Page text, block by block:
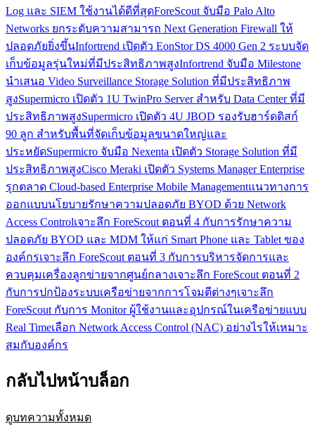
Log และ SIEM ใช้งานได้ดีที่สุดForeScout จับมือ Palo Alto
Networks ยกระดับความสามารถ Next Generation Firewall ให้
ปลอดภัยยิ่งขึ้นInfortrend เปิดตัว EonStor DS 4000 Gen 2 ระบบจัด
เก็บข้อมูลรุ่นใหม่ที่มีประสิทธิภาพสูงInfortrend จับมือ Milestone
นำเสนอ Video Surveillance Storage Solution ที่มีประสิทธิภาพ
สูงSupermicro เปิดตัว 1U TwinPro Server สำหรับ Data Center ที่มี
ประสิทธิภาพสูงSupermicro เปิดตัว 4U JBOD รองรับฮาร์ดดิสก์
90 ลูก สำหรับพื้นที่จัดเก็บข้อมูลขนาดใหญ่และ
ประหยัดSupermicro จับมือ Nexenta เปิดตัว Storage Solution ที่มี
ประสิทธิภาพสูงCisco Meraki เปิดตัว Systems Manager Enterprise
รุกตลาด Cloud-based Enterprise Mobile Managementแนวทางการ
ออกแบบนโยบายรักษาความปลอดภัย BYOD ด้วย Network
Access Controlเจาะลึก ForeScout ตอนที่ 4 กับการรักษาความ
ปลอดภัย BYOD และ MDM ให้แก่ Smart Phone และ Tablet ของ
องค์กรเจาะลึก ForeScout ตอนที่ 3 กับการบริหารจัดการและ
ควบคุมเครื่องลูกข่ายจากศูนย์กลางเจาะลึก ForeScout ตอนที่ 2
กับการปกป้องระบบเครือข่ายจากการโจมตีต่างๆเจาะลึก
ForeScout กับการ Monitor ผู้ใช้งานและอุปกรณ์ในเครือข่ายแบบ
Real Timeเลือก Network Access Control (NAC) อย่างไรให้เหมาะ
สมกับองค์กร
กลับไปหน้าบล็อก
ดูบทความทั้งหมด